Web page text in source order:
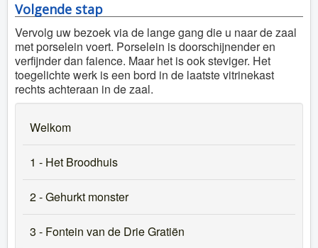
Volgende stap
Vervolg uw bezoek via de lange gang die u naar de zaal
met porselein voert. Porselein is doorschijnender en
verfijnder dan faience. Maar het is ook steviger. Het
toegelichte werk is een bord in de laatste vitrinekast
rechts achteraan in de zaal.
Welkom
1 - Het Broodhuis
2 - Gehurkt monster
3 - Fontein van de Drie Gratiën